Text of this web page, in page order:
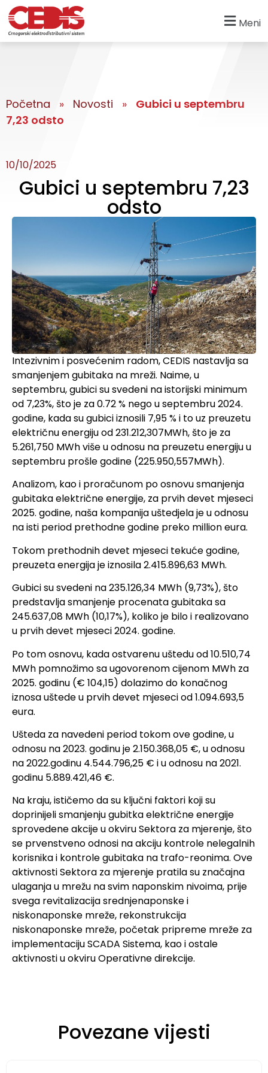
Meni
Početna » Novosti »
Gubici u septembru
7,23 odsto
10/10/2025
Gubici u septembru 7,23
odsto
Intezivnim i posvećenim radom, CEDIS nastavlja sa
smanjenjem gubitaka na mreži. Naime, u
septembru, gubici su svedeni na istorijski minimum
od 7,23%, što je za 0.72 % nego u septembru 2024.
godine, kada su gubici iznosili 7,95 % i to uz preuzetu
električnu energiju od 231.212,307MWh, što je za
5.261,750 MWh više u odnosu na preuzetu energiju u
septembru prošle godine (225.950,557MWh).
Analizom, kao i proračunom po osnovu smanjenja
gubitaka električne energije, za prvih devet mjeseci
2025. godine, naša kompanija uštedjela je u odnosu
na isti period prethodne godine preko million eura.
Tokom prethodnih devet mjeseci tekuće godine,
preuzeta energija je iznosila 2.415.896,63 MWh.
Gubici su svedeni na 235.126,34 MWh (9,73%), što
predstavlja smanjenje procenata gubitaka sa
245.637,08 MWh (10,17%), koliko je bilo i realizovano
u prvih devet mjeseci 2024. godine.
Po tom osnovu, kada ostvarenu uštedu od 10.510,74
MWh pomnožimo sa ugovorenom cijenom MWh za
2025. godinu (€ 104,15) dolazimo do konačnog
iznosa uštede u prvih devet mjeseci od 1.094.693,5
eura.
Ušteda za navedeni period tokom ove godine, u
odnosu na 2023. godinu je 2.150.368,05 €, u odnosu
na 2022.godinu 4.544.796,25 € i u odnosu na 2021.
godinu 5.889.421,46 €.
Na kraju, ističemo da su ključni faktori koji su
doprinijeli smanjenju gubitka električne energije
sprovedene akcije u okviru Sektora za mjerenje, što
se prvenstveno odnosi na akciju kontrole nelegalnih
korisnika i kontrole gubitaka na trafo-reonima. Ove
aktivnosti Sektora za mjerenje pratila su značajna
ulaganja u mrežu na svim naponskim nivoima, prije
svega revitalizacija srednjenaponske i
niskonaponske mreže, rekonstrukcija
niskonaponske mreže, početak pripreme mreže za
implementaciju SCADA Sistema, kao i ostale
aktivnosti u okviru Operativne direkcije.
Povezane vijesti